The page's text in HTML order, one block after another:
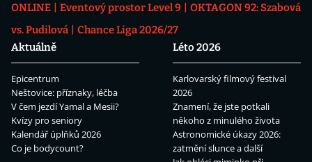
ONLINE
Eventový prostor Level 9
OKTAGON 92: Szabová
vs. Pudilová
Chance Liga 2026/27
Aktuálně
Epicentrum
Neštovice: příznaky, léčba
V čem jezdí Yamal a Mesii?
Kvízy pro seniory
Kalendář úplňků 2026
Co je bodycount?
Léto 2026
Karlovarský filmový festival
2026
Znamení, že jste potkali
někoho z minulého života
Astronomické úkazy 2026:
zatmění slunce a další